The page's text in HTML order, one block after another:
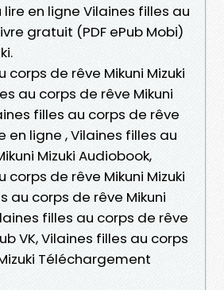
en ligne Vilaines filles au
gratuit (PDF ePub Mobi)
corps de rêve Mikuni Mizuki
au corps de rêve Mikuni
filles au corps de rêve
en ligne , Vilaines filles au
Mizuki Audiobook,
corps de rêve Mikuni Mizuki
au corps de rêve Mikuni
filles au corps de rêve
VK, Vilaines filles au corps
Téléchargement